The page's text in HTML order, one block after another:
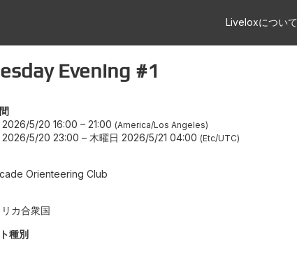
Liveloxについて
Evening #1
2026/5/20 16:00 – 21:00 America/Los Angeles
2026/5/20 23:00 – 木曜日 2026/5/21 04:00 Etc/UTC
Orienteering Club
カ合衆国
種別